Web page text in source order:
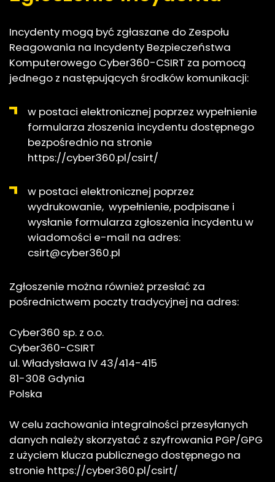
Incydenty mogą być zgłaszane do Zespołu
Reagowania na Incydenty Bezpieczeństwa
Komputerowego Cyber360-CSIRT za pomocą
jednego z następujących środków komunikacji:
w postaci elektronicznej poprzez wypełnienie
formularza złoszenia incydentu dostępnego
bezpośrednio na stronie
https://cyber360.pl/csirt/
w postaci elektronicznej poprzez
wydrukowanie, wypełnienie, podpisane i
wysłanie formularza zgłoszenia incydentu w
wiadomości e-mail na adres:
csirt@cyber360.pl
Zgłoszenie można również przesłać za
pośrednictwem poczty tradycyjnej na adres:
Cyber360 sp. z o.o.
Cyber360-CSIRT
ul. Władysława IV 43/414-415
81-308 Gdynia
Polska
W celu zachowania integralności przesyłanych
danych należy skorzystać z szyfrowania PGP/GPG
z użyciem klucza publicznego dostępnego na
stronie https://cyber360.pl/csirt/